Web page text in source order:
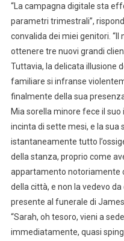
“La campagna digitale sta
parametri trimestrali”,
convalida dei miei genitori.
ottenere tre nuovi grandi
Tuttavia, la delicata illusione
familiare si infranse
finalmente della sua
Mia sorella minore fece il
incinta di sette mesi, e la sua
istantaneamente tutto
della stanza, proprio come
appartamento notoriamente
della città, e non la vedevo
presente al funerale di James.
“Sarah, oh tesoro, vieni a
immediatamente, quasi